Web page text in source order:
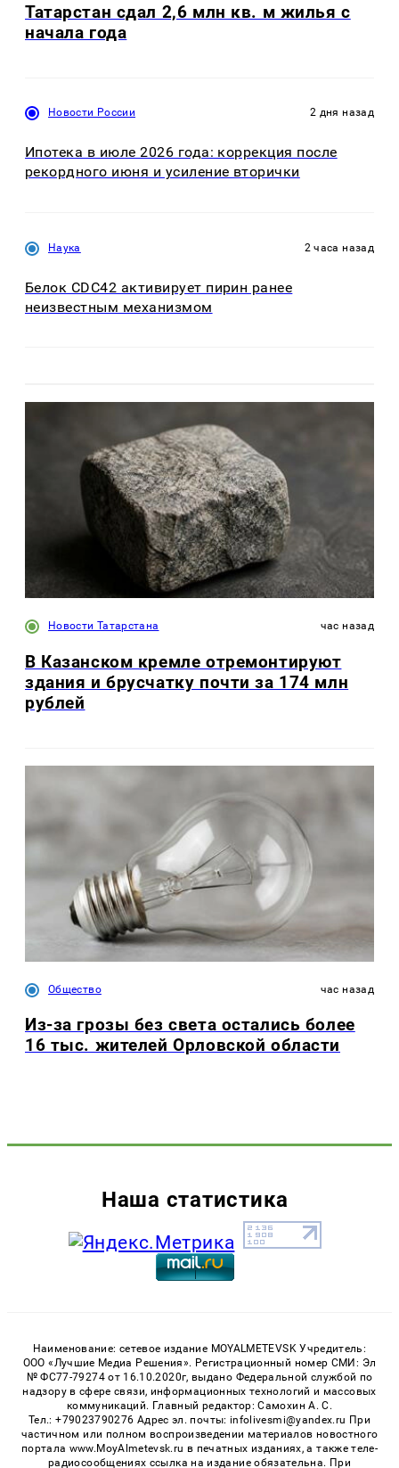
Татарстан сдал 2,6 млн кв. м жилья с
начала года
Новости России 2 дня назад
Ипотека в июле 2026 года: коррекция после
рекордного июня и усиление вторички
Наука 2 часа назад
Белок CDC42 активирует пирин ранее
неизвестным механизмом
Новости Татарстана час назад
В Казанском кремле отремонтируют
здания и брусчатку почти за 174 млн
рублей
Общество час назад
Из-за грозы без света остались более
16 тыс. жителей Орловской области
Наша статистика
Наименование: сетевое издание MOYALMETEVSK Учредитель:
ООО «Лучшие Медиа Решения». Регистрационный номер СМИ: Эл
№ ФС77-79274 от 16.10.2020г, выдано Федеральной службой по
надзору в сфере связи, информационных технологий и массовых
коммуникаций. Главный редактор: Самохин А. С.
Тел.: +79023790276 Адрес эл. почты: infolivesmi@yandex.ru При
частичном или полном воспроизведении материалов новостного
портала www.MoyAlmetevsk.ru в печатных изданиях, а также теле-
радиосообщениях ссылка на издание обязательна. При